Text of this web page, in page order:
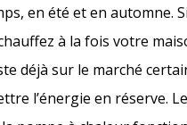
en été et en automne.
à la fois votre
déjà sur le marché
l’énergie en réserve.